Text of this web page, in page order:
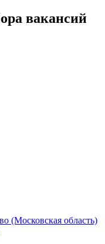
вакансий
(Московская область)